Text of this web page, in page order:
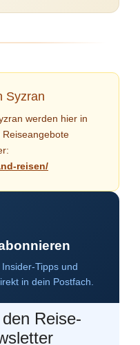
Syzran
werden hier in
reisen/
Tipps und
in dein Postfach.
Reise-